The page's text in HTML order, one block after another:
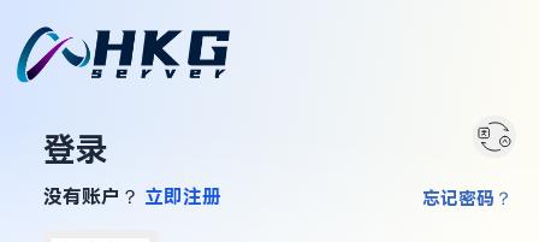
登录
没有账户？ 立即注册 忘记密码？